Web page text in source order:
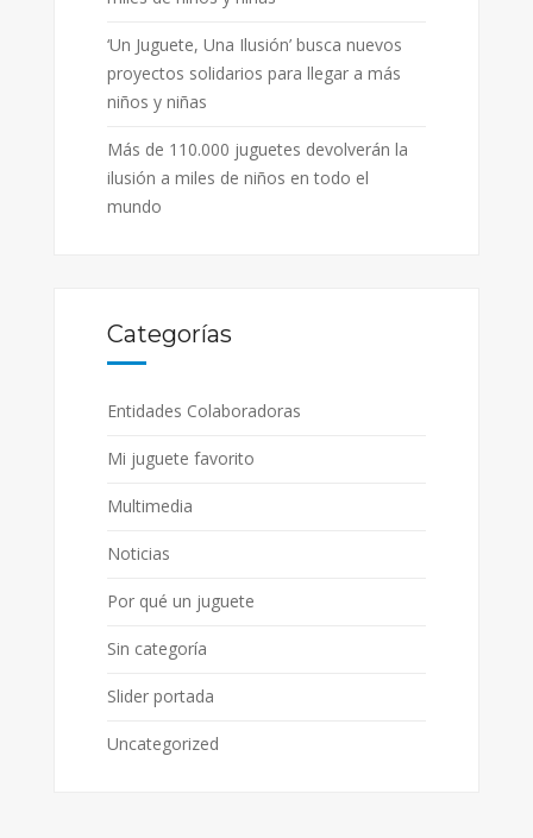
‘Un Juguete, Una Ilusión’ busca nuevos
proyectos solidarios para llegar a más
niños y niñas
Más de 110.000 juguetes devolverán la
ilusión a miles de niños en todo el
mundo
Categorías
Entidades Colaboradoras
Mi juguete favorito
Multimedia
Noticias
Por qué un juguete
Sin categoría
Slider portada
Uncategorized